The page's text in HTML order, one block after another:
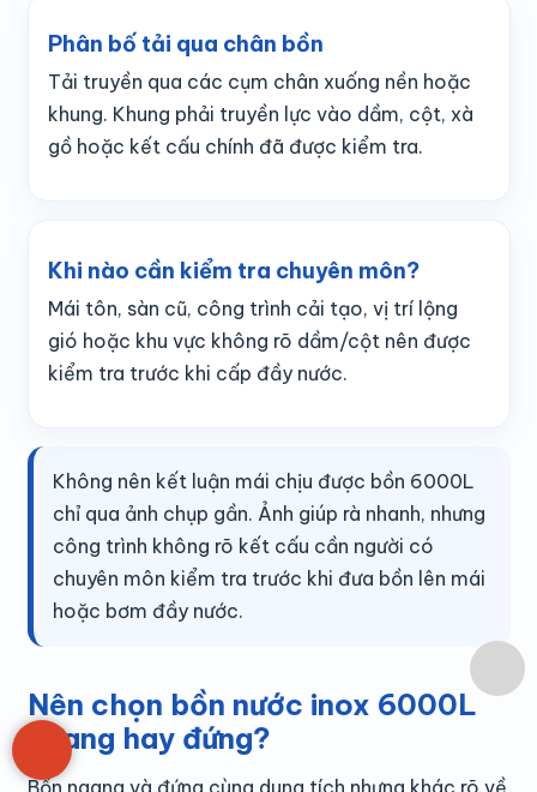
Phân bố tải qua chân bồn
Tải truyền qua các cụm chân xuống nền hoặc
khung. Khung phải truyền lực vào dầm, cột, xà
gồ hoặc kết cấu chính đã được kiểm tra.
Khi nào cần kiểm tra chuyên môn?
Mái tôn, sàn cũ, công trình cải tạo, vị trí lộng
gió hoặc khu vực không rõ dầm/cột nên được
kiểm tra trước khi cấp đầy nước.
Không nên kết luận mái chịu được bồn 6000L
chỉ qua ảnh chụp gần. Ảnh giúp rà nhanh, nhưng
công trình không rõ kết cấu cần người có
chuyên môn kiểm tra trước khi đưa bồn lên mái
hoặc bơm đầy nước.
Nên chọn bồn nước inox 6000L
ngang hay đứng?
Bồn ngang và đứng cùng dung tích nhưng khác rõ về